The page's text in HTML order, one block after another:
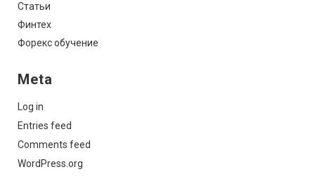
Статьи
Финтех
Форекс обучение
Meta
Log in
Entries feed
Comments feed
WordPress.org